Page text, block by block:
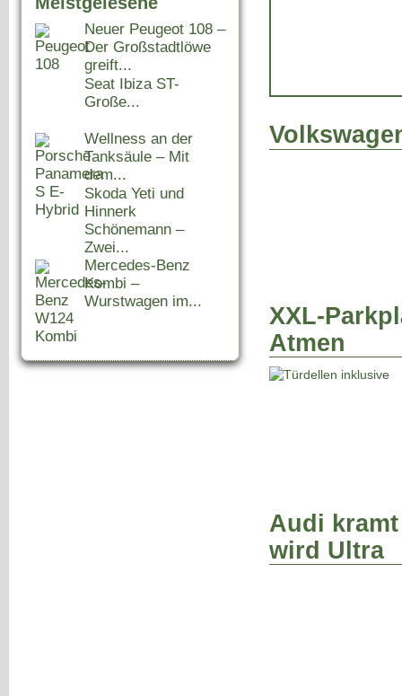
XXL-
Atmen
Audi
wird Ultra
Neuer Peugeot 108 –
Der Großstadtlöwe
greift...
Seat Ibiza ST-
Große...
Wellness an der
Tanksäule – Mit
dem...
Skoda Yeti und
Hinnerk
Schönemann –
Zwei...
Mercedes-Benz
Kombi –
Wurstwagen im...